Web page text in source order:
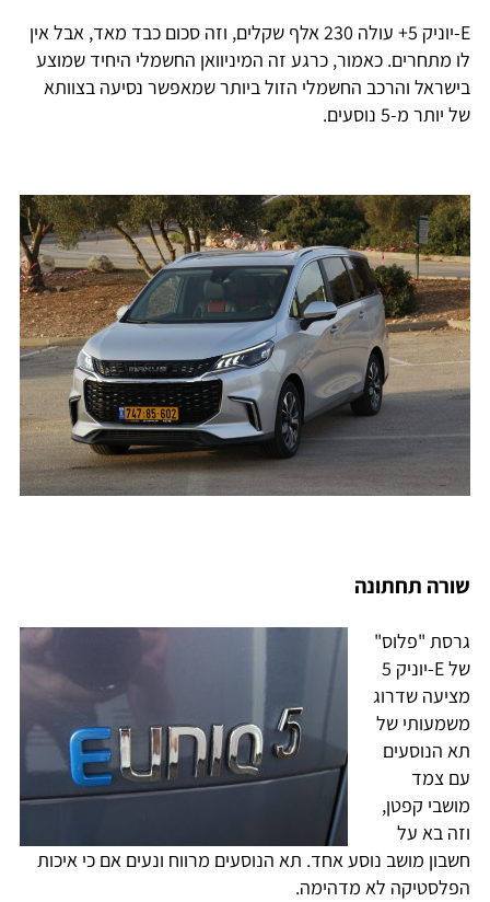
E-יוניק 5+ עולה 230 אלף שקלים, וזה סכום כבד מאד, אבל אין
לו מתחרים. כאמור, כרגע זה המיניוואן החשמלי היחיד שמוצע
בישראל והרכב החשמלי הזול ביותר שמאפשר נסיעה בצוותא
של יותר מ-5 נוסעים.
שורה תחתונה
גרסת "פלוס"
של E-יוניק 5
מציעה שדרוג
משמעותי של
תא הנוסעים
עם צמד
מושבי קפטן,
וזה בא על
חשבון מושב נוסע אחד. תא הנוסעים מרווח ונעים אם כי איכות
הפלסטיקה לא מדהימה.